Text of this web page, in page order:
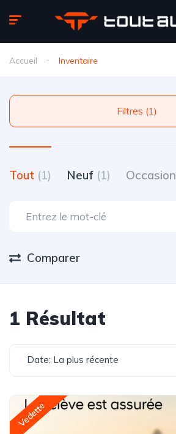
Accueil Inventaire
Filtres (1)
Tout (1) Neuf (1) Occasion
Comparer
1 Résultat
Date: La plus récente
Vedette